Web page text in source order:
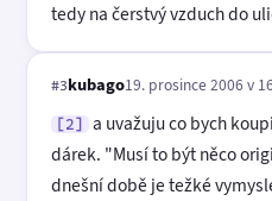
tedy na čerstvý vzduch do
#3kubago19. prosince 2006 v
[2]
a uvažuju co bych
dárek. "Musí to být něco
dnešní době je težké